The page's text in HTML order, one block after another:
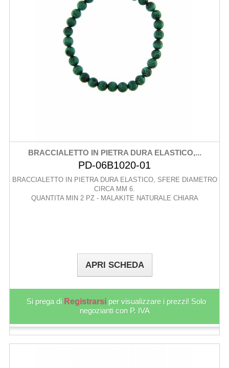
BRACCIALETTO IN PIETRA DURA ELASTICO,...
PD-06B1020-01
BRACCIALETTO IN PIETRA DURA ELASTICO, SFERE DIAMETRO
CIRCA MM 6.
QUANTITA MIN 2 PZ - MALAKITE NATURALE CHIARA
APRI SCHEDA
Si prega di Registrarsi per visualizzare i prezzi! Solo
negozianti con P. IVA